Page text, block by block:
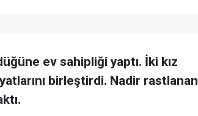
ev sahipliği yaptı. İki kız
birleştirdi. Nadir rastlanan